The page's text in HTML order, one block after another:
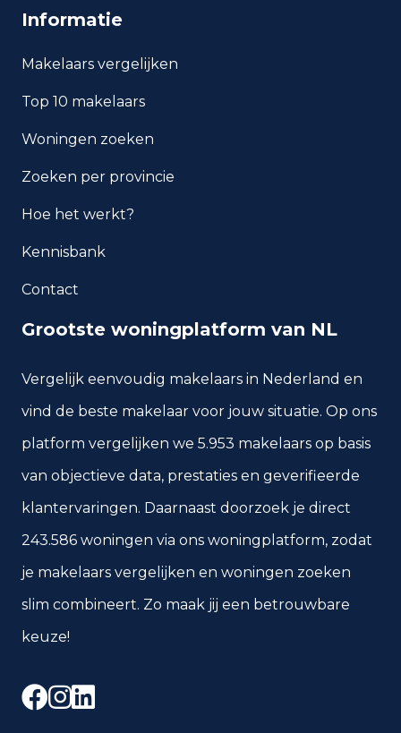
Wat is het gemiddelde
inkomen per inwoner in Utrecht?
Hoe veilig is wonen in
Utrecht?
Welke woningtypen komen
Informatie
Makelaars vergelijken
Top 10 makelaars
Woningen zoeken
Zoeken per provincie
Hoe het werkt?
Kennisbank
Contact
Grootste woningplatform van NL
Vergelijk eenvoudig makelaars in Nederland en
vind de beste makelaar voor jouw situatie. Op ons
platform vergelijken we 5.953 makelaars op basis
van objectieve data, prestaties en geverifieerde
klantervaringen. Daarnaast doorzoek je direct
243.586 woningen via ons woningplatform, zodat
je makelaars vergelijken en woningen zoeken
slim combineert. Zo maak jij een betrouwbare
keuze!
Facebook
Instagram
LinkedIn